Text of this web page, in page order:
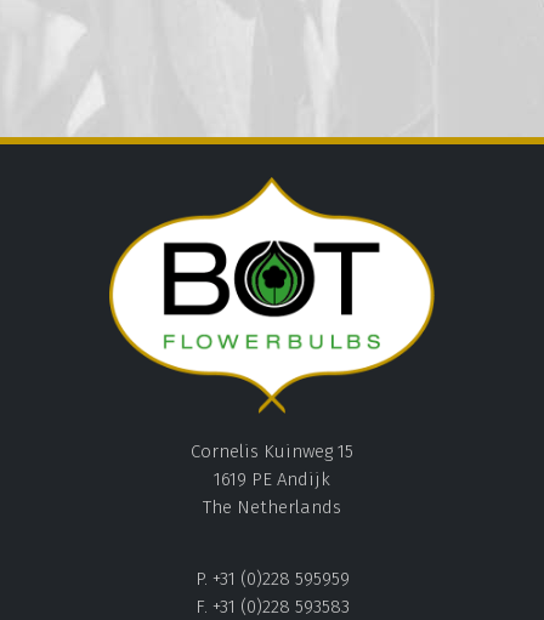
Cornelis Kuinweg 15
1619 PE Andijk
The Netherlands
P. +31 (0)228 595959
F. +31 (0)228 593583